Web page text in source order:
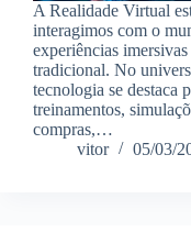
A Realidade Virtual
interagimos com o
experiências
tradicional. No
tecnologia se destaca
treinamentos,
compras,…
vitor
05/03/